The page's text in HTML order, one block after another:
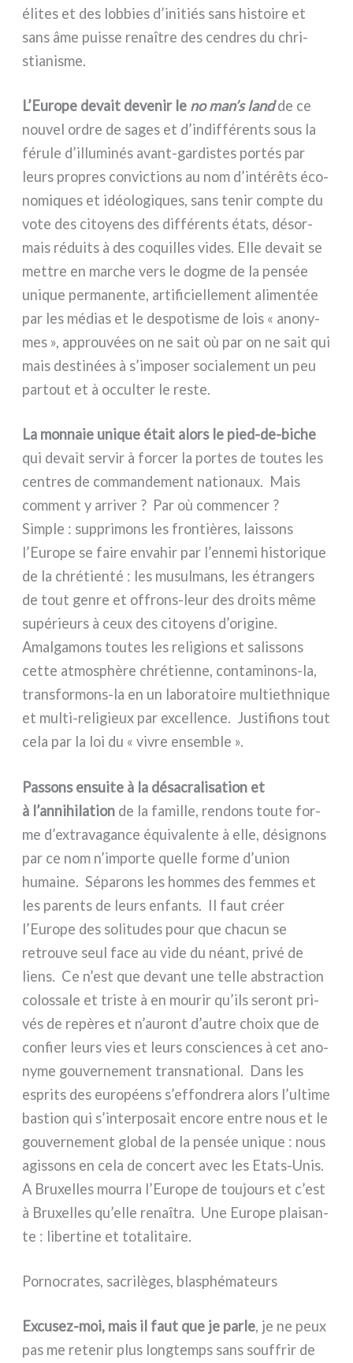
éli­tes et des lob­bies d’initiés sans histoi­re et
sans âme puis­se renaî­tre des cen­dres du chri­
stia­ni­sme.
L’Europe devait deve­nir le no man’s land de ce
nou­vel ordre de sages et d’indifférents sous la
féru­le d’illuminés avant-gardistes por­tés par
leurs pro­pres con­vic­tions au nom d’intérêts éco­
no­mi­ques et idéo­lo­gi­ques, sans tenir comp­te du
vote des citoyens des dif­fé­ren­ts éta­ts, désor­
mais rédui­ts à des coquil­les vides. Elle devait se
met­tre en mar­che vers le dog­me de la pen­sée
uni­que per­ma­nen­te, arti­fi­ciel­le­ment ali­men­tée
par les médias et le despo­ti­sme de lois « ano­ny­
mes », approu­vées on ne sait où par on ne sait qui
mais desti­nées à s’imposer socia­le­ment un peu
par­tout et à occul­ter le reste.
La mon­na­ie uni­que était alors le pied-de-biche
qui devait ser­vir à for­cer la por­tes de tou­tes les
cen­tres de com­man­de­ment natio­naux. Mais
com­ment y arri­ver ? Par où com­men­cer ?
Simple : sup­pri­mons les fron­tiè­res, lais­sons
l’Europe se fai­re enva­hir par l’ennemi histo­ri­que
de la chré­tien­té : les musul­mans, les étran­gers
de tout gen­re et offrons-leur des droi­ts même
supé­rieurs à ceux des citoyens d’origine.
Amalgamons tou­tes les reli­gions et salis­sons
cet­te atmo­sphè­re chré­tien­ne, contaminons-la,
transformons-la en un labo­ra­toi­re mul­tie­th­ni­que
et multi-religieux par excel­len­ce. Justifions tout
cela par la loi du « vivre ensem­ble ».
Passons ensui­te à la désa­cra­li­sa­tion et
à l’annihilation de la famil­le, ren­dons tou­te for­
me d’extravagance équi­va­len­te à elle, dési­gnons
par ce nom n’importe quel­le for­me d’union
humai­ne. Séparons les hom­mes des fem­mes et
les paren­ts de leurs enfan­ts. Il faut créer
l’Europe des soli­tu­des pour que cha­cun se
retrou­ve seul face au vide du néant, pri­vé de
liens. Ce n’est que devant une tel­le abstrac­tion
colos­sa­le et tri­ste à en mou­rir qu’ils seront pri­
vés de repè­res et n’auront d’autre choix que de
con­fier leurs vies et leurs con­scien­ces à cet ano­
ny­me gou­ver­ne­ment trans­na­tio­nal. Dans les
espri­ts des euro­péens s’effondrera alors l’ultime
bastion qui s’interposait enco­re entre nous et le
gou­ver­ne­ment glo­bal de la pen­sée uni­que : nous
agis­sons en cela de con­cert avec les Etats-Unis.
A Bruxelles mour­ra l’Europe de tou­jours et c’est
à Bruxelles qu’elle renaî­tra. Une Europe plai­san­
te : liber­ti­ne et tota­li­tai­re.
Pornocrates, sacrilèges, blasphémateurs
Excusez-moi, mais il faut que je par­le, je ne peux
pas me rete­nir plus long­temps sans souf­frir de